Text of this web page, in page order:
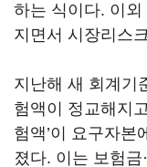
하는 식이다. 이
지면서 시장리스
지난해 새 회계기
험액이 정교해지
험액’이 요구자본
졌다. 이는 보험